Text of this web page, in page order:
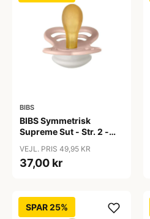
BIBS
BIBS Symmetrisk
Supreme Sut - Str. 2 -
Blush
VEJL. PRIS 49,95 KR
37,00 kr
SPAR 25%